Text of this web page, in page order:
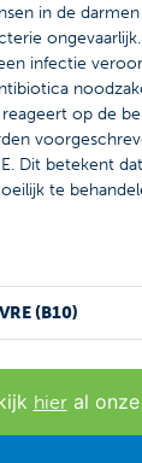
in de
infectie
op de
Dit betekent
te
(B10)
hieral onze